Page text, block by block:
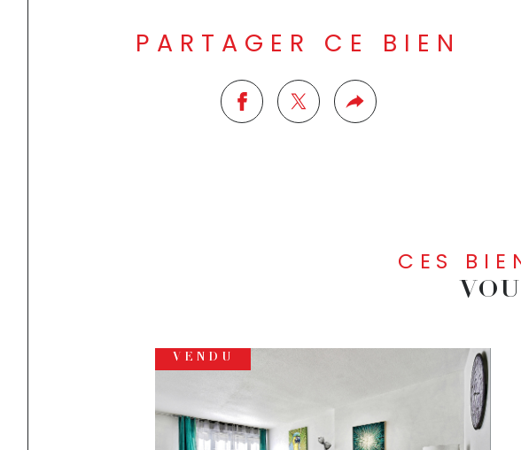
PARTAGER CE BIEN
CES
VENDU